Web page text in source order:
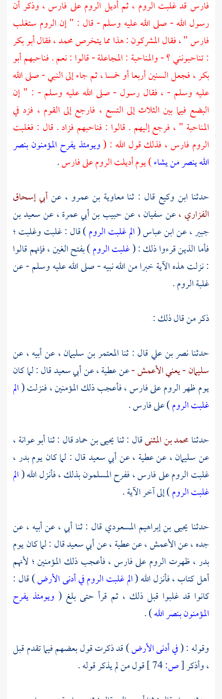
فارس قد غلبت الروم ،ثم أديل الرومعلى فارس ، وذكر أن
رسول الله - صلى الله عليه وسلم - قال : " إن الروم ستغلب
فارس" ، فقال المشركون : هذا مما يتخرصمحمد ،فقالأبو بكر
: تناحبونني ؟ - والمناحبة : المجاعلة - قالوا : نعم . فناحبهمأبو
بكر ،فجعل السنين أربعا أو خمسا ، ثم جاء إلى النبي - صلى الله
عليه وسلم - ، فقال رسول - صلى الله عليه وسلم - : " إن
البضع فيما بين الثلاث إلى التسع ، فارجع إلى القوم ، فزد في
المناحبة " ، فرجع إليهم . قالوا : فناحبهم فزاد . قال : فغلبت
الروم فارس ، فذلك قول الله : (ويومئذ يفرح المؤمنون بنصر
الله ينصر من يشاء) يوم أديلتالرومعلىفارس.
حدثنا ابن وكيع قال : ثنامعاوية بن عمرو ، عنأبي إسحاق
الفزاري ،عنسفيان ،عنحبيب بن أبي عمرة ،عنسعيد بن
جبير ،عنابن عباس(الم غلبت الروم) قال : غلبت وغلبت ؛
فأما الذين قرءوا ذلك : (غلبت الروم) بفتح الغين ، فإنهم قالوا
: نزلت هذه الآية خبرا من الله نبيه - صلى الله عليه وسلم - عن
غلبةالروم.
ذكر من قال ذلك :
حدثنانصر بن عليقال : ثناالمعتمر بن سليمان ،عن أبيه ، عن
سليمان - يعني الأعمش -عنعطية ،عنأبي سعيدقال : لما كان
يوم ظهرالرومعلىفارس ،فأعجب ذلك المؤمنين ، فنزلت (الم
غلبت الروم) علىفارس.
حدثنامحمد بن المثنىقال : ثنايحيى بن حمادقال : ثناأبو عوانة ،
عنسليمان ،عنعطية ،عنأبي سعيدقال : لما كان يومبدر ،
غلبتالرومعلىفارس ،ففرح المسلمون بذلك ، فأنزل الله (الم
غلبت الروم) إلى آخر الآية .
حدثنا يحيى بن إبراهيم المسعودي قال : ثنا أبي ، عن أبيه ، عن
جده ، عنالأعمش ،عنعطية ،عنأبي سعيدقال : لما كان يوم
بدر ،ظهرت الرومعلىفارس ،فأعجب ذلك المؤمنين ؛ لأنهم
أهل كتاب ، فأنزل الله (الم غلبت الروم في أدنى الأرض) قال :
كانوا قد غلبوا قبل ذلك ، ثم قرأ حتى بلغ ( ويومئذ يفرح
المؤمنون بنصر الله) .
وقوله : (في أدنى الأرض) قد ذكرت قول بعضهم فيما تقدم قبل
، وأذكر[ص:
قول من لم يذكر قوله .